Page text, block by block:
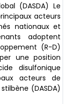
(DASDA) Le
acteurs
nationaux et
adoptent
(R-D)
une position
disulfonique
acteurs de
(DASDA)